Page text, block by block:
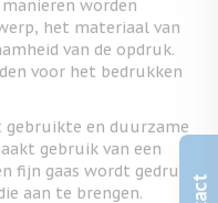
worden
het materiaal van
van de opdruk.
voor het bedrukken
gebruikte en duurzame
gebruik van een
fijn gaas wordt gedrukt
aan te brengen.